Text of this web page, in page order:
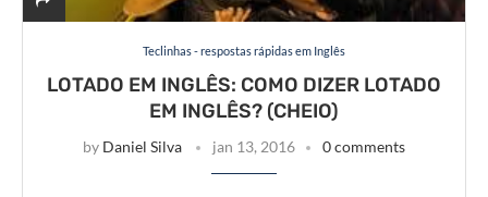
Teclinhas - respostas rápidas em Inglês
LOTADO EM INGLÊS: COMO DIZER LOTADO
EM INGLÊS? (CHEIO)
by Daniel Silva jan 13, 2016 0 comments